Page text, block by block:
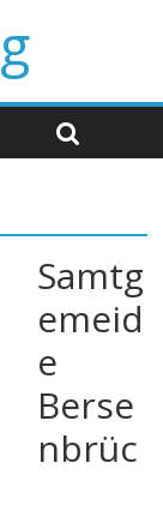
Samtg
emeid
e
Berse
nbrüc